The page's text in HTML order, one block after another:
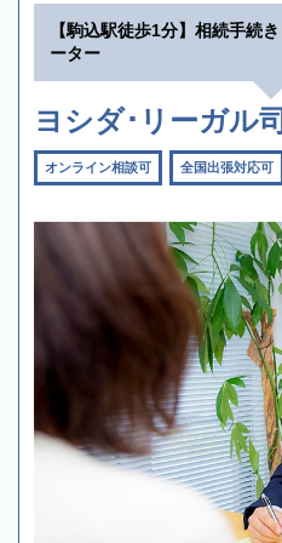
【駒込駅徒歩1分】相続手続
ーター
ヨシダ･リーガル
オンライン相談可 全国出張対応可